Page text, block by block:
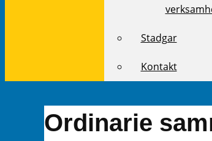
Stadgar
Kontakt
Ordinarie